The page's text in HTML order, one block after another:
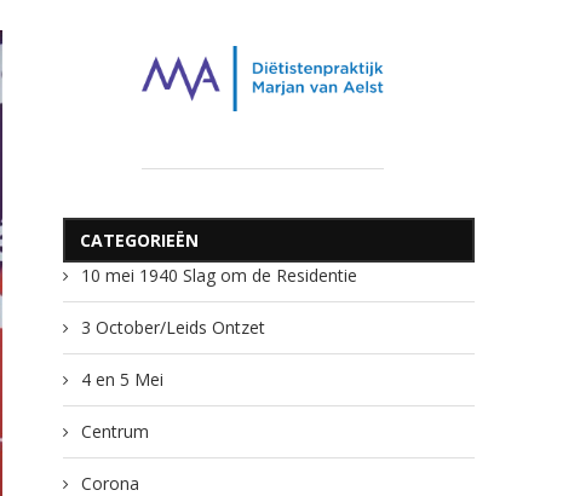
CATEGORIEËN
10 mei 1940 Slag om de Residentie
3 October/Leids Ontzet
4 en 5 Mei
Centrum
Corona